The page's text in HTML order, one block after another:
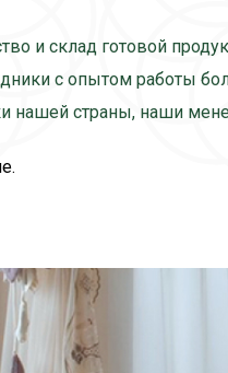
и склад готовой
с опытом работы
нашей страны, наши